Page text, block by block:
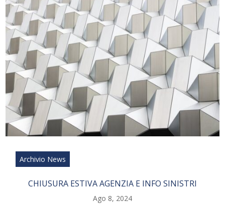
Archivio News
CHIUSURA ESTIVA AGENZIA E INFO SINISTRI
Ago 8, 2024